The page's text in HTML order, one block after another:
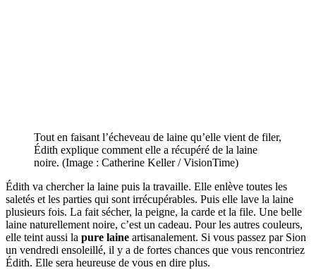
Tout en faisant l’écheveau de laine qu’elle vient de filer,
Édith explique comment elle a récupéré de la laine
noire. (Image : Catherine Keller / VisionTime)
Édith va chercher la laine puis la travaille. Elle enlève toutes les
saletés et les parties qui sont irrécupérables. Puis elle lave la laine
plusieurs fois. La fait sécher, la peigne, la carde et la file. Une belle
laine naturellement noire, c’est un cadeau. Pour les autres couleurs,
elle teint aussi la pure laine artisanalement. Si vous passez par Sion
un vendredi ensoleillé, il y a de fortes chances que vous rencontriez
Édith. Elle sera heureuse de vous en dire plus.